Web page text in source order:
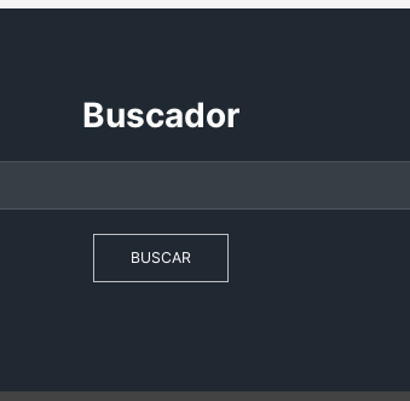
Buscador
BUSCAR